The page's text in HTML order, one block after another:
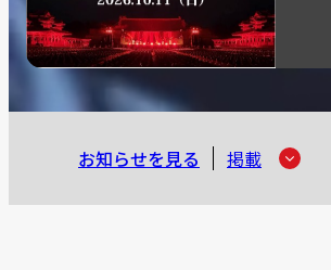
お知らせを見る 掲載